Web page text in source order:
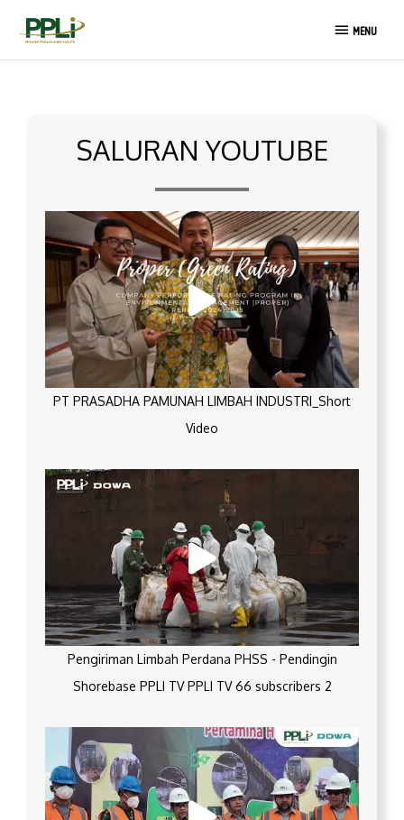
MENU
MENU
SALURAN YOUTUBE
PT PRASADHA PAMUNAH LIMBAH INDUSTRI_Short
Video
Pengiriman Limbah Perdana PHSS - Pendingin
Shorebase PPLI TV PPLI TV 66 subscribers 2